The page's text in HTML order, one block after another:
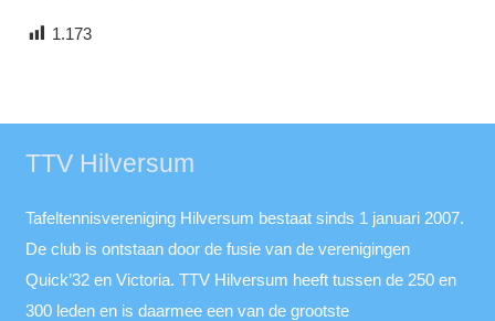
1.173
TTV Hilversum
Tafeltennisvereniging Hilversum bestaat sinds 1 januari 2007.
De club is ontstaan door de fusie van de verenigingen
Quick’32 en Victoria. TTV Hilversum heeft tussen de 250 en
300 leden en is daarmee een van de grootste